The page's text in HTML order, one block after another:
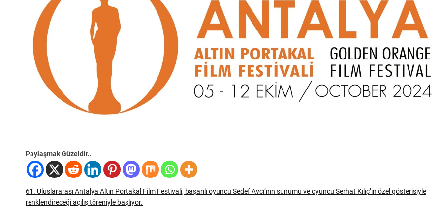
Paylaşmak Güzeldir..
61. Uluslararası Antalya Altın Portakal Film Festivali, başarılı oyuncu Sedef Avcı’nın sunumu ve oyuncu Serhat Kılıç’ın özel gösterisiyle
renklendireceği açılış töreniyle başlıyor.